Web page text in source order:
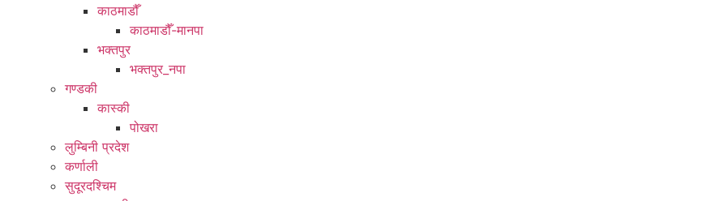
काठमाडौँ
काठमाडौँ-मानपा
भक्तपुर
भक्तपुर_नपा
गण्डकी
कास्की
पोखरा
लुम्बिनी प्रदेश
कर्णाली
सुदूरदश्चिम